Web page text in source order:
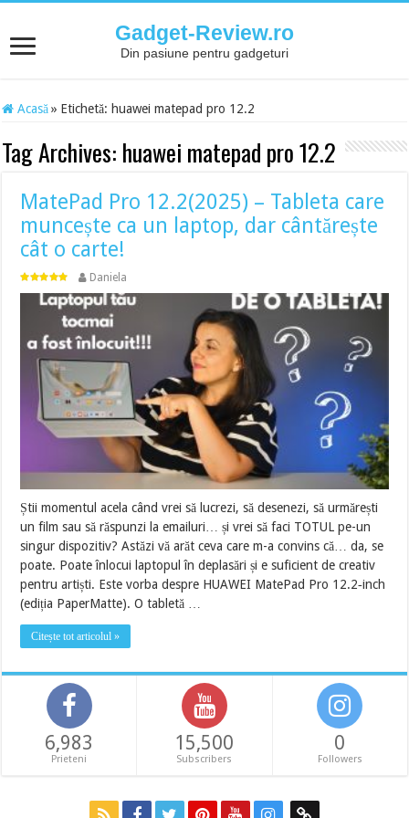
Gadget-Review.ro
Din pasiune pentru gadgeturi
Acasă » Etichetă: huawei matepad pro 12.2
Tag Archives: huawei matepad pro 12.2
MatePad Pro 12.2(2025) – Tableta care
muncește ca un laptop, dar cântărește
cât o carte!
Daniela
Știi momentul acela când vrei să lucrezi, să desenezi, să urmărești
un film sau să răspunzi la emailuri… și vrei să faci TOTUL pe-un
singur dispozitiv? Astăzi vă arăt ceva care m-a convins că… da, se
poate. Poate înlocui laptopul în deplasări și e suficient de creativ
pentru artiști. Este vorba despre HUAWEI MatePad Pro 12.2‑inch
(ediția PaperMatte). O tabletă …
Citește tot articolul »
6,983
Prieteni
15,500
Subscribers
0
Followers